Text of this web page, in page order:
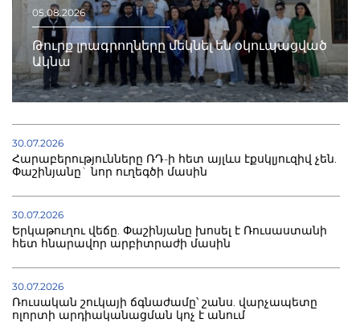
05.08.2026
Թուրք լրագրողները մեկնել են օկուպացված
Ակնա
30.07.2026
Հարաբերությունները ՌԴ-ի հետ այլևս էքսկլյուզիվ չեն.
Փաշինյանը` նոր ուղեգծի մասին
30.07.2026
Երկաթուղու վեճը. Փաշինյանը խոսել է Ռուսաստանի
հետ հնարավոր արբիտրաժի մասին
30.07.2026
Ռուսական շուկայի ճգնաժամը՝ շանս. վարչապետը
ոլորտի արդիականացման կոչ է անում